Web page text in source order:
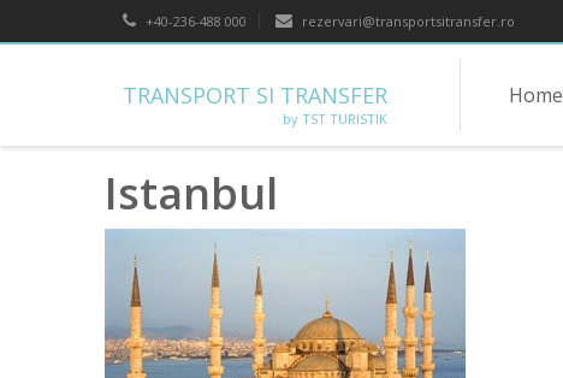
+40-236-488 000 rezervari@transportsitransfer.ro
TRANSPORT SI TRANSFER
by TST TURISTIK
Home
Istanbul